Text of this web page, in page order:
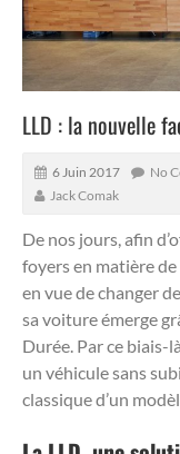
LLD : la nouvelle
6 Juin 2017 No
Jack Comak
De nos jours, afin
foyers en matière
en vue de changer
sa voiture émerge
Durée. Par ce biais-
un véhicule sans
classique d’un